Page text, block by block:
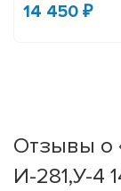
14 450 ₽
Отзывы о
И-281,У-4